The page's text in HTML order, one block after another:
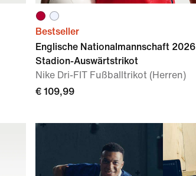
Bestseller
Englische Nationalmannschaft 2026
Stadion-Auswärtstrikot
Nike Dri-FIT Fußballtrikot (Herren)
€ 109,99